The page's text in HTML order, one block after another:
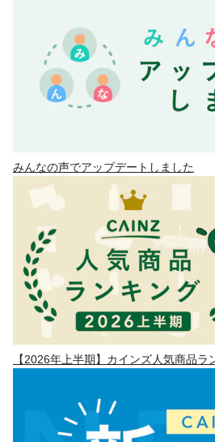
みんなの声でアップデートしました
【2026年上半期】カインズ人気商品ラ